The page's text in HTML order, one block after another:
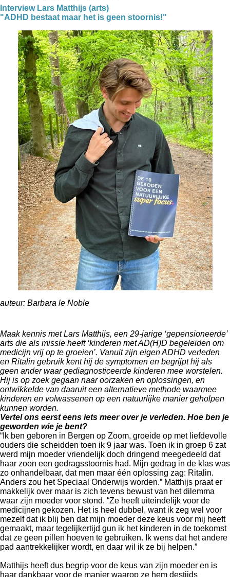
Interview Lars Matthijs (arts)
"ADHD bestaat maar het is geen stoornis!"
auteur: Barbara le Noble
Maak kennis met Lars Matthijs, een 29-jarige ‘gepensioneerde’
arts die als missie heeft ‘kinderen met AD(H)D begeleiden om
medicijn vrij op te groeien’. Vanuit zijn eigen ADHD verleden
en Ritalin gebruik kent hij de symptomen en begrijpt hij als
geen ander waar gediagnosticeerde kinderen mee worstelen.
Hij is op zoek gegaan naar oorzaken en oplossingen, en
ontwikkelde van daaruit een alternatieve methode waarmee
kinderen en volwassenen op een natuurlijke manier geholpen
kunnen worden.
Vertel ons eerst eens iets meer over je verleden. Hoe ben je
geworden wie je bent?
“Ik ben geboren in Bergen op Zoom, groeide op met liefdevolle
ouders die scheidden toen ik 9 jaar was. Toen ik in groep 6 zat
werd mijn moeder vriendelijk doch dringend meegedeeld dat
haar zoon een gedragsstoornis had. Mijn gedrag in de klas was
zo onhandelbaar, dat men maar één oplossing zag: Ritalin.
Anders zou het Speciaal Onderwijs worden.” Matthijs praat er
makkelijk over maar is zich tevens bewust van het dilemma
waar zijn moeder voor stond. “Ze heeft uiteindelijk voor de
medicijnen gekozen. Het is heel dubbel, want ik zeg wel voor
mezelf dat ik blij ben dat mijn moeder deze keus voor mij heeft
gemaakt, maar tegelijkertijd gun ik het kinderen in de toekomst
dat ze geen pillen hoeven te gebruiken. Ik wens dat het andere
pad aantrekkelijker wordt, en daar wil ik ze bij helpen.”
Matthijs heeft dus begrip voor de keus van zijn moeder en is
haar dankbaar voor de manier waarop ze hem destijds